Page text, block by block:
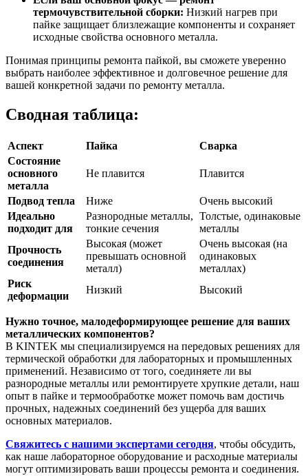
термочувствительной сборки: Низкий нагрев при
пайке защищает близлежащие компоненты и сохраняет
исходные свойства основного металла.
Понимая принципы ремонта пайкой, вы сможете уверенно
выбрать наиболее эффективное и долговечное решение для
вашей конкретной задачи по ремонту металла.
Сводная таблица:
Аспект Пайка
Сварка
Состояние
основного
металла
Не плавится Плавится
Подвод тепла Ниже
Очень высокий
Идеально
подходит для
Разнородные металлы,
тонкие сечения
Толстые, одинаковые
металлы
Прочность
соединения
Высокая (может
превышать основной
металл)
Очень высокая (на
одинаковых
металлах)
Риск
деформации
Низкий Высокий
Нужно точное, малодеформирующее решение для ваших
металлических компонентов?
В KINTEK мы специализируемся на передовых решениях для
термической обработки для лабораторных и промышленных
применений. Независимо от того, соединяете ли вы
разнородные металлы или ремонтируете хрупкие детали, наш
опыт в пайке и термообработке может помочь вам достичь
прочных, надежных соединений без ущерба для ваших
основных материалов.
Свяжитесь с нашими экспертами сегодня, чтобы обсудить,
как наше лабораторное оборудование и расходные материалы
могут оптимизировать ваши процессы ремонта и соединения.